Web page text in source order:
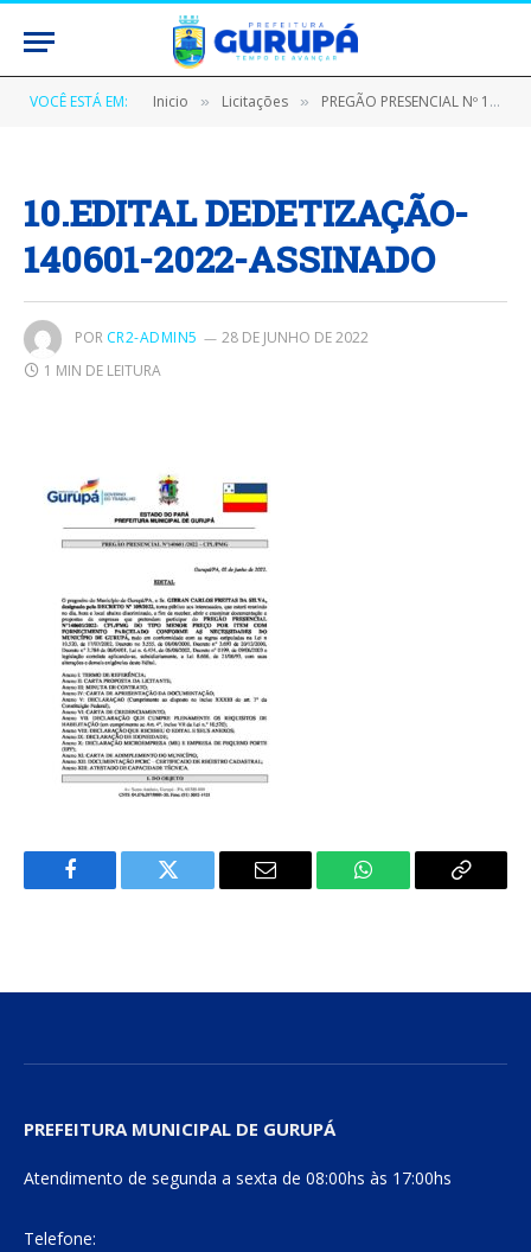
VOCÊ ESTÁ EM: Inicio » Licitações » PREGÃO PRESENCIAL Nº 140601/2022 – CPL/PMG (SERVIÇOS DE DEDETIZAÇÃO EM PRÉDIOS PÚBLICOS DO MUNICÍPIO DE GURUPÁ/PA)
10.EDITAL DEDETIZAÇÃO-
140601-2022-ASSINADO
POR CR2-ADMIN5
28 DE JUNHO DE 2022
1 MIN DE LEITURA
Facebook Twitter
E-
WhatsApp Copiar
PREFEITURA MUNICIPAL DE GURUPÁ
Atendimento de segunda a sexta de 08:00hs às 17:00hs
Telefone: